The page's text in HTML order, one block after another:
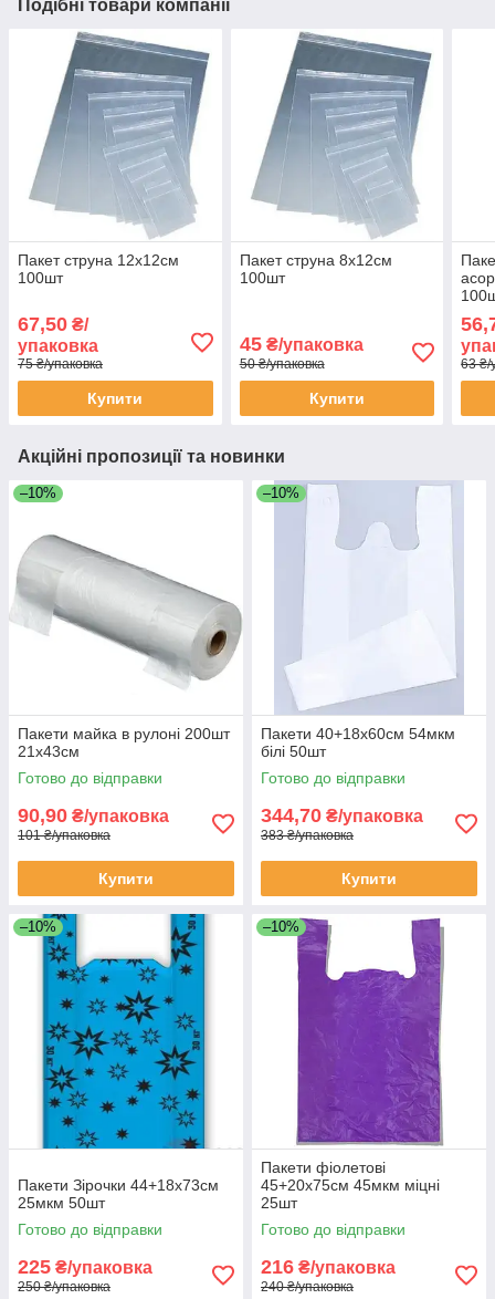
Подібні товари компанії
Пакет струна 12х12см
100шт
67,50 ₴/
упаковка
75 ₴/упаковка
Купити
Пакет струна 8х12см
100шт
45₴/упаковка
50 ₴/упаковка
Купити
63 ₴/
Акційні пропозиції та новинки
–10%
Пакети майка в рулоні 200шт
21х43см
Готово до відправки
90,90 ₴/упаковка
101 ₴/упаковка
Купити
–10%
Пакети 40+18х60см 54мкм
білі 50шт
Готово до відправки
344,70 ₴/упаковка
383 ₴/упаковка
Купити
–10%
Пакети Зірочки 44+18х73см
25мкм 50шт
Готово до відправки
225 ₴/упаковка
250 ₴/упаковка
–10%
Пакети фіолетові
45+20х75см 45мкм міцні
25шт
Готово до відправки
216 ₴/упаковка
240 ₴/упаковка